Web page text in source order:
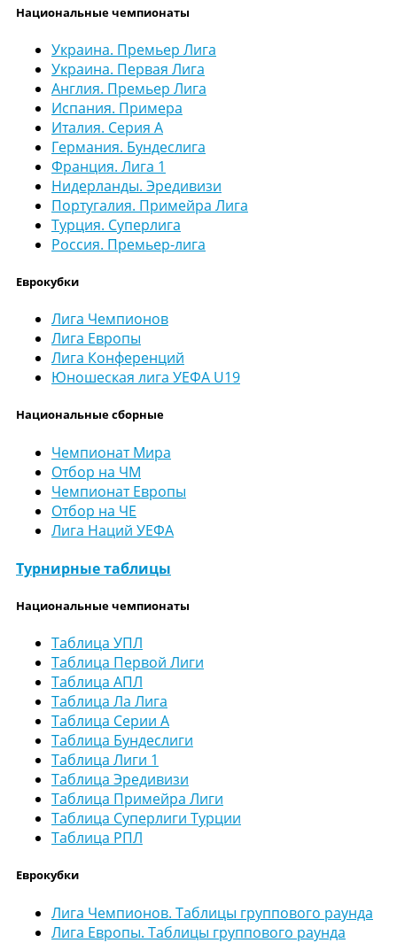
Национальные чемпионаты
Украина. Премьер Лига
Украина. Первая Лига
Англия. Премьер Лига
Испания. Примера
Италия. Серия А
Германия. Бундеслига
Франция. Лига 1
Нидерланды. Эредивизи
Португалия. Примейра Лига
Турция. Суперлига
Россия. Премьер-лига
Еврокубки
Лига Чемпионов
Лига Европы
Лига Конференций
Юношеская лига УЕФА U19
Национальные сборные
Чемпионат Мира
Отбор на ЧМ
Чемпионат Европы
Отбор на ЧЕ
Лига Наций УЕФА
Турнирные таблицы
Национальные чемпионаты
Таблица УПЛ
Таблица Первой Лиги
Таблица АПЛ
Таблица Ла Лига
Таблица Серии А
Таблица Бундеслиги
Таблица Лиги 1
Таблица Эредивизи
Таблица Примейра Лиги
Таблица Суперлиги Турции
Таблица РПЛ
Еврокубки
Лига Чемпионов. Таблицы группового раунда
Лига Европы. Таблицы группового раунда